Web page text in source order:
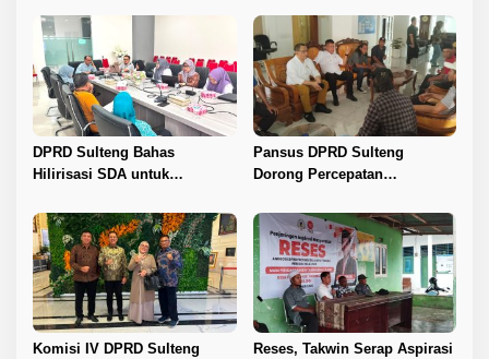
DPRD Sulteng Bahas
Hilirisasi SDA untuk
Pansus DPRD Sulteng
Dorong Percepatan
Sawit di Toli-Toli
Komisi IV DPRD Sulteng
Reses, Takwin Serap Aspirasi